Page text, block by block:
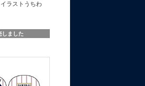
ラストうちわ
しました